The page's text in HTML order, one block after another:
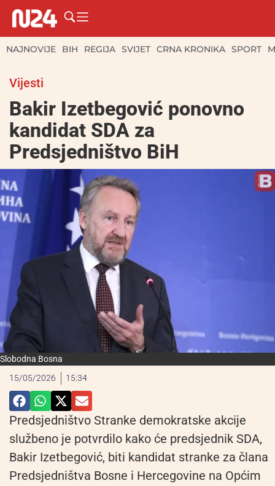
NAJNOVIJE BIH REGIJA SVIJET CRNA KRONIKA SPORT
Vijesti
Bakir Izetbegović ponovno
kandidat SDA za
Predsjedništvo BiH
Slobodna Bosna
15/05/2026
15:34
Predsjedništvo Stranke demokratske akcije
službeno je potvrdilo kako će predsjednik SDA,
Bakir Izetbegović, biti kandidat stranke za člana
Predsjedništva Bosne i Hercegovine na Općim